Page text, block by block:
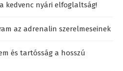
kedvenc nyári elfoglaltság!
az adrenalin szerelmeseinek
és tartósság a hosszú